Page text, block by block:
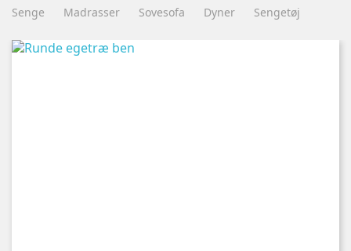
Senge Madrasser Sovesofa Dyner Sengetøj